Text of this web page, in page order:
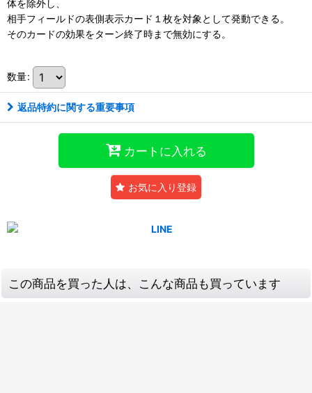
体を除外し、
相手フィールドの表側表示カード１枚を対象として発動できる。
そのカードの効果をターン終了時まで無効にする。
数量:
返品特約に関する重要事項
カートに入れる
お気に入り登録
この商品を買った人は、こんな商品も買っています